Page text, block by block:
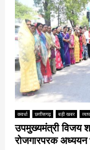
कवर्धा छत्तीसगढ़ बड़ी खबर
उपमुख्यमंत्री विजय
रोजगारपरक अध्ययन